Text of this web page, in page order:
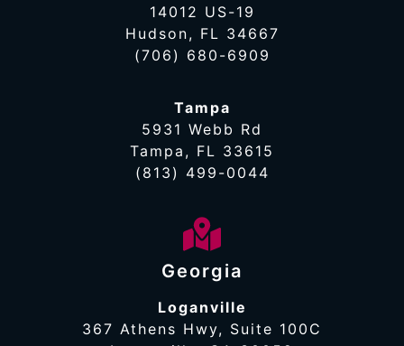
Georgia
Loganville
367 Athens Hwy, Suite 100C
14012 US-19
Hudson, FL 34667
(706) 680-6909
Tampa
5931 Webb Rd
Tampa, FL 33615
(813) 499-0044